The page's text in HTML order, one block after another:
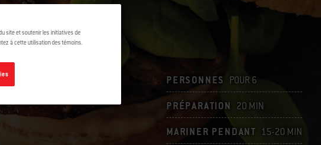
PERSONNES POUR 6
PRÉPARATION 20 MIN
MARINER PENDANT 15-20 MIN
site et soutenir les initiatives de
à cette utilisation des témoins.